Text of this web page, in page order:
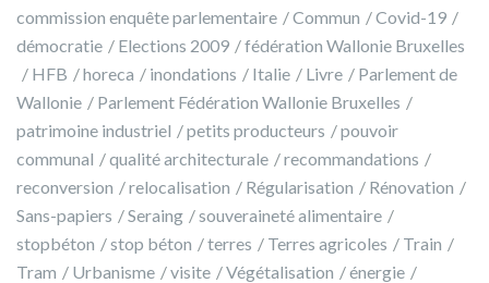
commission enquête parlementaire
Commun
Covid-19
démocratie
Elections 2009
fédération Wallonie Bruxelles
HFB
horeca inondations Italie Livre
Parlement de
Wallonie
Parlement Fédération Wallonie Bruxelles
patrimoine industriel
petits producteurs
pouvoir
communal
qualité architecturale
recommandations
reconversion
relocalisation Régularisation
Rénovation
Sans-papiers
Seraing
souveraineté alimentaire
stopbéton
stop béton terres Terres agricoles
Train
Tram
Urbanisme visite Végétalisation
énergie